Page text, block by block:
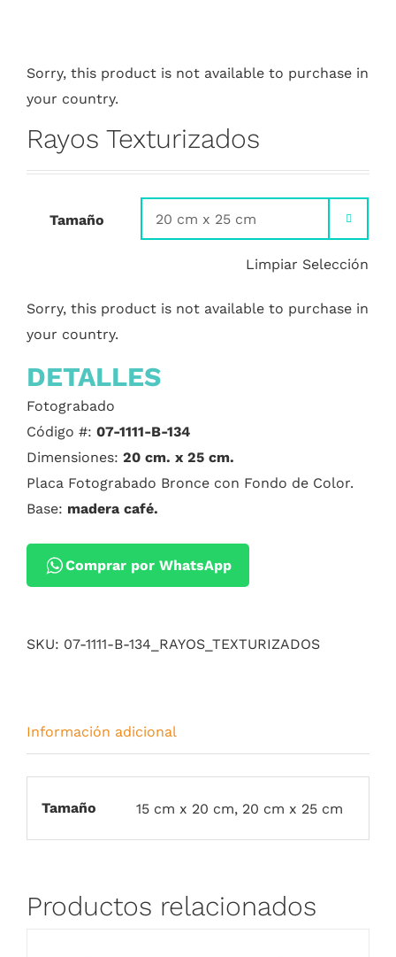
Sorry, this product is not available to purchase in
your country.
Rayos Texturizados
Tamaño 
Limpiar Selección
Sorry, this product is not available to purchase in
your country.
DETALLES
Fotograbado
Código #: 07-1111-B-134
Dimensiones: 20 cm. x 25 cm.
Placa Fotograbado Bronce con Fondo de Color.
Base: madera café.
Comprar por WhatsApp
SKU: 07-1111-B-134_RAYOS_TEXTURIZADOS
Información adicional
Tamaño 15 cm x 20 cm, 20 cm x 25 cm
Productos relacionados